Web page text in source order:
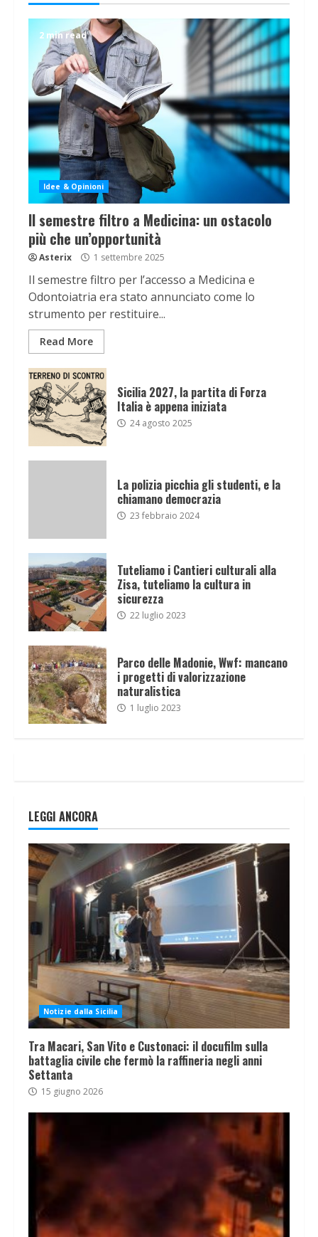
2 min read
Idee & Opinioni
Il semestre filtro a Medicina: un ostacolo
più che un’opportunità
Asterix 1 settembre 2025
Il semestre filtro per l’accesso a Medicina e
Odontoiatria era stato annunciato come lo
strumento per restituire...
Read More
Sicilia 2027, la partita di Forza
Italia è appena iniziata
24 agosto 2025
La polizia picchia gli studenti, e la
chiamano democrazia
23 febbraio 2024
Tuteliamo i Cantieri culturali alla
Zisa, tuteliamo la cultura in
sicurezza
22 luglio 2023
Parco delle Madonie, Wwf: mancano
i progetti di valorizzazione
naturalistica
1 luglio 2023
LEGGI ANCORA
Notizie dalla Sicilia
Tra Macari, San Vito e Custonaci: il docufilm sulla
battaglia civile che fermò la raffineria negli anni
Settanta
15 giugno 2026